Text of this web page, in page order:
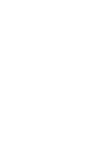
bietet Ihnen